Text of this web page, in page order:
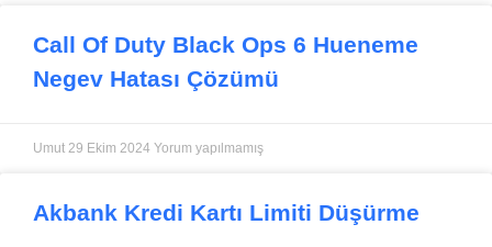
Call Of Duty Black Ops 6 Hueneme
Negev Hatası Çözümü
Umut 29 Ekim 2024 Yorum yapılmamış
Akbank Kredi Kartı Limiti Düşürme